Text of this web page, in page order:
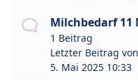
Milchbedarf 11
1 Beitrag
Letzter Beitrag von
5. Mai 2025 10:33